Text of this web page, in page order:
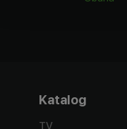
Katalog
TV